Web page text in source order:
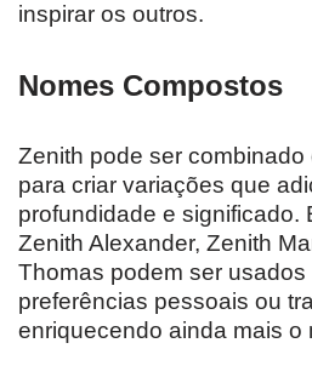
inspirar os outros.
Nomes Compostos
Zenith pode ser
para criar variações que
profundidade e significado.
Zenith Alexander, Zenith
Thomas podem ser usados
preferências pessoais ou
enriquecendo ainda mais o